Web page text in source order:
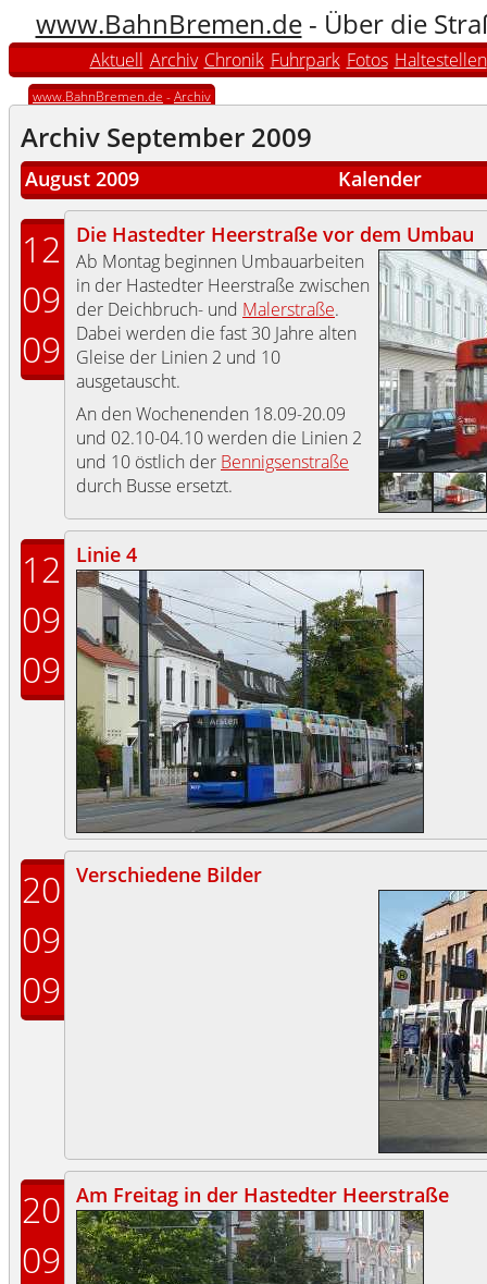
www.BahnBremen.de- Über die
Aktuell Archiv Chronik Fuhrpark Fotos Haltestellen
www.BahnBremen.de -Archiv
Archiv September 2009
August 2009 Kalender
12
09
09
Die Hastedter Heerstraße vor dem Umbau
Ab Montag beginnen Umbauarbeiten
in der Hastedter Heerstraße zwischen
der Deichbruch- und Malerstraße.
Dabei werden die fast 30 Jahre alten
Gleise der Linien 2 und 10
ausgetauscht.
An den Wochenenden 18.09-20.09
und 02.10-04.10 werden die Linien 2
und 10 östlich der Bennigsenstraße
durch Busse ersetzt.
12
09
09
Linie 4
20
09
09
Verschiedene Bilder
20
09
Am Freitag in der Hastedter Heerstraße